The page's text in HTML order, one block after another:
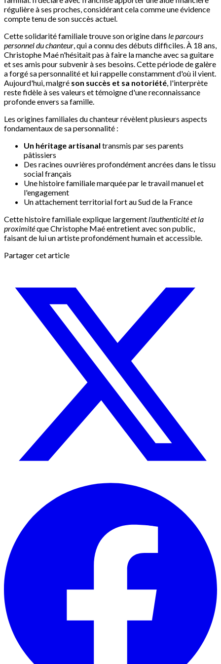
régulière à ses proches, considérant cela comme une évidence
compte tenu de son succès actuel.
Cette solidarité familiale trouve son origine dans le parcours
personnel du chanteur, qui a connu des débuts difficiles. À 18 ans,
Christophe Maé n'hésitait pas à faire la manche avec sa guitare
et ses amis pour subvenir à ses besoins. Cette période de galère
a forgé sa personnalité et lui rappelle constamment d'où il vient.
Aujourd'hui, malgré son succès et sa notoriété, l'interprète
reste fidèle à ses valeurs et témoigne d'une reconnaissance
profonde envers sa famille.
Les origines familiales du chanteur révèlent plusieurs aspects
fondamentaux de sa personnalité :
Un héritage artisanal transmis par ses parents
pâtissiers
Des racines ouvrières profondément ancrées dans le tissu
social français
Une histoire familiale marquée par le travail manuel et
l'engagement
Un attachement territorial fort au Sud de la France
Cette histoire familiale explique largementl'authenticité et la
proximitéque Christophe Maé entretient avec son public,
faisant de lui un artiste profondément humain et accessible.
Partager cet article